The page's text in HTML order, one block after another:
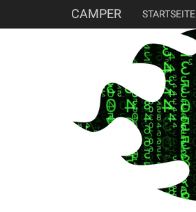
CAMPER STARTSEITE